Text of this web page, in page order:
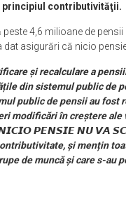
principiul contributivităţii.
4,6 milioane de
asigurări că nicio
și recalculare a
din sistemul public de
public de pensii au fost
modificări în creștere ale
𝙉𝙄𝘾𝙄𝙊 𝙋𝙀𝙉𝙎𝙄𝙀 𝙉𝙐 𝙑𝘼
și mențin
de muncă și care s-au